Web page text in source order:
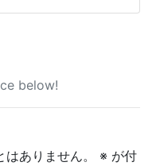
below!
ありません。 ※ が付